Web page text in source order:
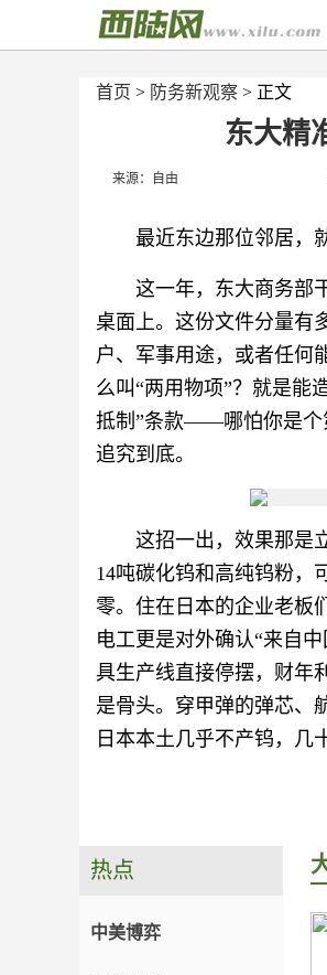
首页 > 防务新观察 > 正文
东大精
来源：自由
最近东边那位邻居，
这一年，东大商务部
桌面上。这份文件分量有
户、军事用途，或者任何
么叫“两用物项”？就是能
抵制”条款——哪怕你是个
追究到底。
这招一出，效果那是
14吨碳化钨和高纯钨粉，
零。住在日本的企业老板
电工更是对外确认“来自
具生产线直接停摆，财年
是骨头。穿甲弹的弹芯、
日本本土几乎不产钨，几
热点
中美博弈